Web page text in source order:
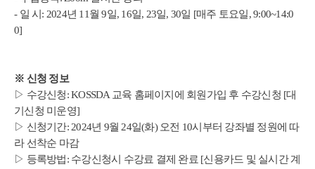
- 일 시: 2024년 11월 9일, 16일, 23일, 30일 [매주 토요일, 9:00~14:0
0]
※ 신청 정보
▷ 수강신청: KOSSDA 교육 홈페이지에 회원가입 후 수강신청 [대
기신청 미운영]
▷ 신청기간: 2024년 9월 24일(화) 오전 10시부터 강좌별 정원에 따
라 선착순 마감
▷ 등록방법: 수강신청시 수강료 결제 완료 [신용카드 및 실시간 계